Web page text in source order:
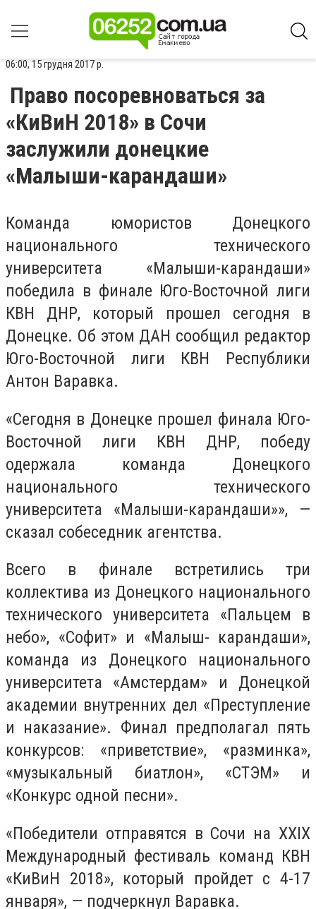
06:00, 15 грудня 2017 р.
Право посоревноваться за
«КиВиН 2018» в Сочи
заслужили донецкие
«Малыши-карандаши»
Команда юмористов Донецкого
национального технического
университета «Малыши-карандаши»
победила в финале Юго-Восточной лиги
КВН ДНР, который прошел сегодня в
Донецке. Об этом ДАН сообщил редактор
Юго-Восточной лиги КВН Республики
Антон Варавка.
«Сегодня в Донецке прошел финала Юго-
Восточной лиги КВН ДНР, победу
одержала команда Донецкого
национального технического
университета «Малыши-карандаши»», —
сказал собеседник агентства.
Всего в финале встретились три
коллектива из Донецкого национального
технического университета «Пальцем в
небо», «Софит» и «Малыш- карандаши»,
команда из Донецкого национального
университета «Амстердам» и Донецкой
академии внутренних дел «Преступление
и наказание». Финал предполагал пять
конкурсов: «приветствие», «разминка»,
«музыкальный биатлон», «СТЭМ» и
«Конкурс одной песни».
«Победители отправятся в Сочи на XXIX
Международный фестиваль команд КВН
«КиВиН 2018», который пройдет с 4-17
января», — подчеркнул Варавка.